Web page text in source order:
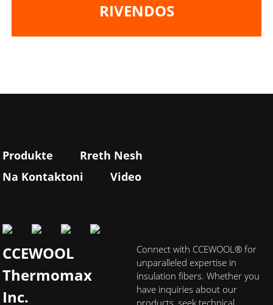
RIVENDOS
Produkte
Rreth Nesh
Na Kontaktoni
Video
CCEWOOL
Thermomax
Inc.
Connect with CCEWOOL® for
unparalleled expertise in
insulation fibers. Whether you
have inquiries about our
products, seek technical